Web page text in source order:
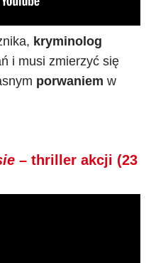
kryminolog
i musi zmierzyć się
porwaniem w
– thriller akcji (23